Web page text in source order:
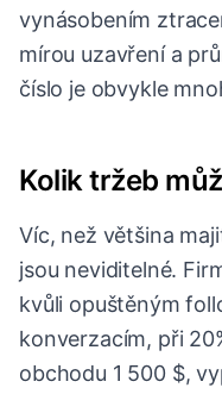
vynásobením
mírou uzavření a
číslo je obvykle
Kolik tržeb
Víc, než většina
jsou neviditelné.
kvůli opuštěným
konverzacím, při
obchodu 1 500 $,